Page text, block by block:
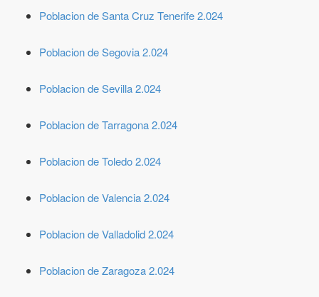
Poblacion de Santa Cruz Tenerife 2.024
Poblacion de Segovia 2.024
Poblacion de Sevilla 2.024
Poblacion de Tarragona 2.024
Poblacion de Toledo 2.024
Poblacion de Valencia 2.024
Poblacion de Valladolid 2.024
Poblacion de Zaragoza 2.024